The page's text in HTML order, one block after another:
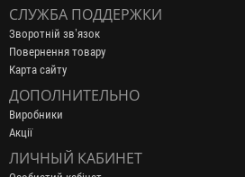
СЛУЖБА ПОДДЕРЖКИ
Зворотній зв’язок
Повернення товару
Карта сайту
ДОПОЛНИТЕЛЬНО
Виробники
Акції
ЛИЧНЫЙ КАБИНЕТ